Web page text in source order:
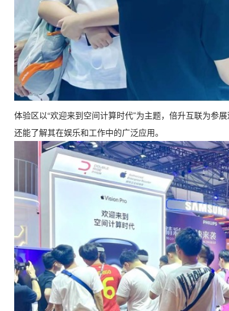
体验区以“欢迎来到空间计算时代”为主题，倍升互联为参
还能了解其在娱乐和工作中的广泛应用。